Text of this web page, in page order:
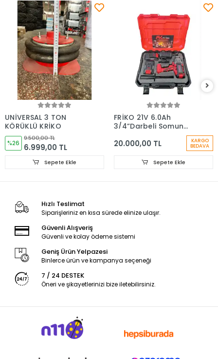
UNİVERSAL 3 TON
KÖRÜKLÜ KRİKO
%26
9.500,00 TL
6.999,00 TL
Sepete Ekle
FRİKO 21V 6.0Ah
3/4”Darbeli Somun
20.000,00 TL KARGO
BEDAVA
Sepete Ekle
Hızlı Teslimat
Siparişleriniz en kısa sürede elinize ulaşır.
Güvenli Alışveriş
Güvenli ve kolay ödeme sistemi
Geniş Ürün Yelpazesi
Binlerce ürün ve kampanya seçeneği
7 / 24 DESTEK
Öneri ve şikayetlerinizi bize iletebilirsiniz.